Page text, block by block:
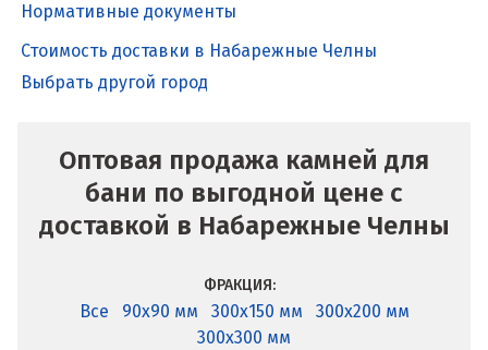
Нормативные документы
Стоимость доставки в Набарежные Челны
Выбрать другой город
Оптовая продажа камней для
бани по выгодной цене с
доставкой в Набарежные Челны
ФРАКЦИЯ:
Все 90x90 мм 300x150 мм
300x200 мм
300x300 мм